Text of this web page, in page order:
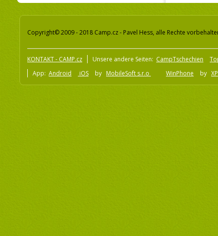
Copyright© 2009 - 2018 Camp.cz - Pavel Hess, alle Rechte
KONTAKT - CAMP.cz Unsere andere Seiten: CampTschechien
App: Android iOS by MobileSoft s.r.o WinPhone by